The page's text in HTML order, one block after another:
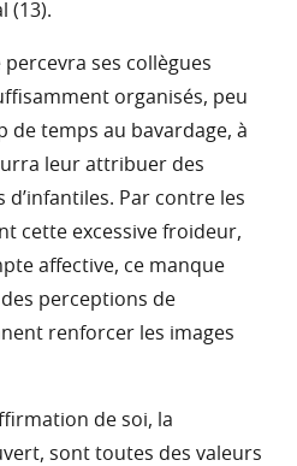
(13).
ses collègues
organisés, peu
de temps au bavardage, à
leur attribuer des
Par contre les
cette excessive froideur,
affective, ce manque
perceptions de
renforcer les images
de soi, la
sont toutes des valeurs